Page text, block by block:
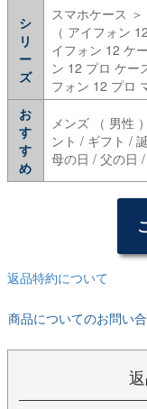
シ
リ
ー
ズ
スマホケース
（ アイフォン
イフォン 12 ケ
ン 12 プロ ケー
フォン 12 プロ
お
す
す
め
メンズ （ 男性
ント / ギフト /
母の日 / 父の日
返品特約について
商品についてのお問い